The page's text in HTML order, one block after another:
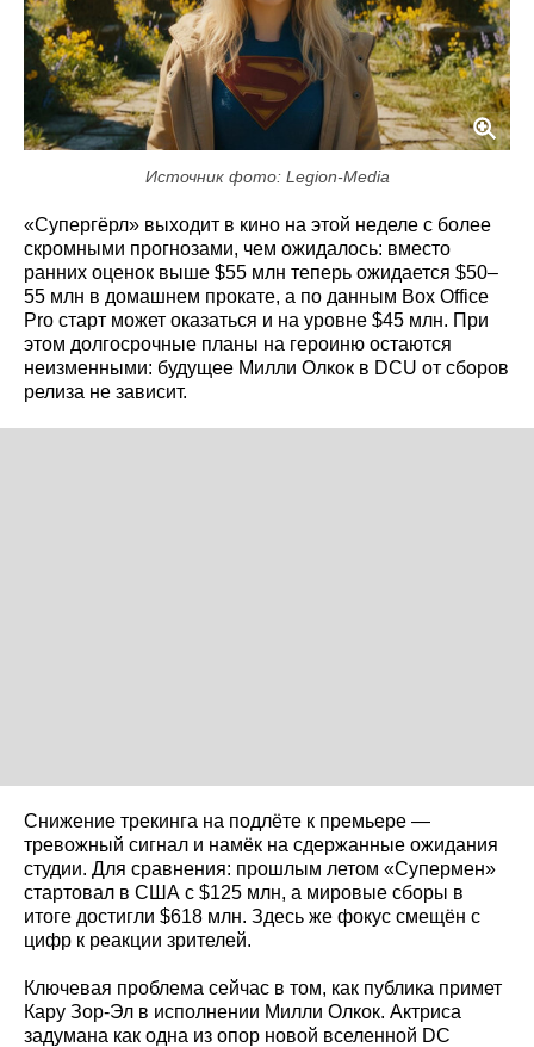
Источник фото: Legion-Media
«Супергёрл» выходит в кино на этой неделе с более
скромными прогнозами, чем ожидалось: вместо
ранних оценок выше $55 млн теперь ожидается $50–
55 млн в домашнем прокате, а по данным Box Office
Pro старт может оказаться и на уровне $45 млн. При
этом долгосрочные планы на героиню остаются
неизменными: будущее Милли Олкок в DCU от сборов
релиза не зависит.
Снижение трекинга на подлёте к премьере —
тревожный сигнал и намёк на сдержанные ожидания
студии. Для сравнения: прошлым летом «Супермен»
стартовал в США с $125 млн, а мировые сборы в
итоге достигли $618 млн. Здесь же фокус смещён с
цифр к реакции зрителей.
Ключевая проблема сейчас в том, как публика примет
Кару Зор-Эл в исполнении Милли Олкок. Актриса
задумана как одна из опор новой вселенной DC